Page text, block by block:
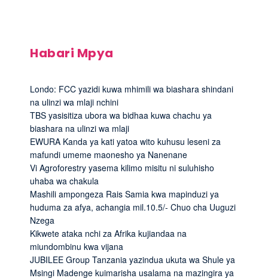
Habari Mpya
Londo: FCC yazidi kuwa mhimili wa biashara shindani
na ulinzi wa mlaji nchini
TBS yasisitiza ubora wa bidhaa kuwa chachu ya
biashara na ulinzi wa mlaji
EWURA Kanda ya kati yatoa wito kuhusu leseni za
mafundi umeme maonesho ya Nanenane
Vi Agroforestry yasema kilimo misitu ni suluhisho
uhaba wa chakula
Mashili ampongeza Rais Samia kwa mapinduzi ya
huduma za afya, achangia mil.10.5/- Chuo cha Uuguzi
Nzega
Kikwete ataka nchi za Afrika kujiandaa na
miundombinu kwa vijana
JUBILEE Group Tanzania yazindua ukuta wa Shule ya
Msingi Madenge kuimarisha usalama na mazingira ya